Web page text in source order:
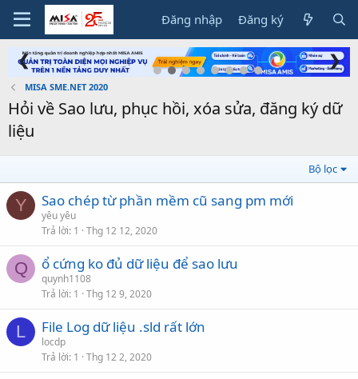
Đăng nhập Đăng ký
❮ ❯
MISA SME.NET 2020
Hỏi về Sao lưu, phục hồi, xóa sửa, đăng ký dữ
liệu
Bộ lọc
Y Sao chép từ phần mềm cũ sang pm mới
yêu yêu
Trả lời 1 Thg 12 12, 2020
Q ổ cứng ko đủ dữ liệu để sao lưu
quynh1108
Trả lời 1 Thg 12 9, 2020
L File Log dữ liệu .sld rất lớn
locdp
Trả lời 1 Thg 12 2, 2020